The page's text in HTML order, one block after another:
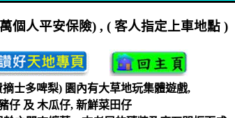
萬個人平安保險) , ( 客人指定上車地點 )
摘士多啤梨) 園內有大草地玩集體遊戲,
仔 及 木瓜仔,新鮮菜田仔